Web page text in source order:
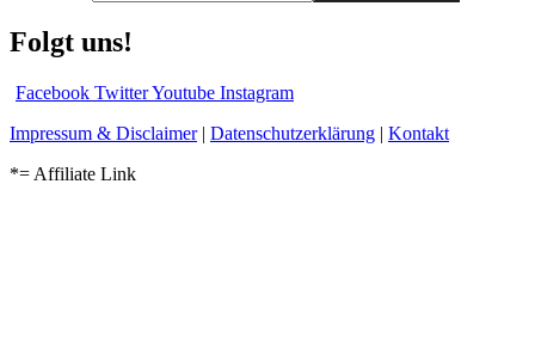
Folgt uns!
Facebook TwitterYoutube Instagram
Impressum & Disclaimer| Datenschutzerklärung | Kontakt
*= Affiliate Link